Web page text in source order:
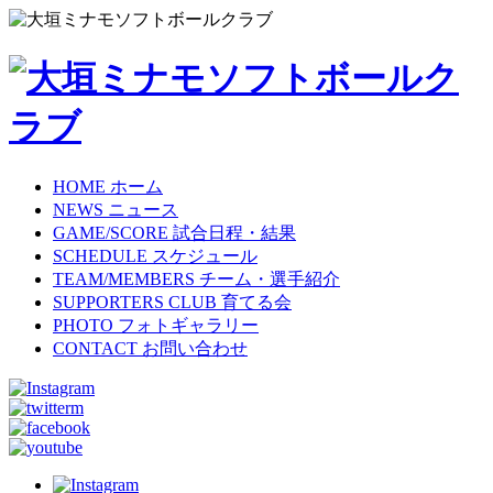
HOME ホーム
NEWS ニュース
GAME/SCORE 試合日程・結果
SCHEDULE スケジュール
TEAM/MEMBERS チーム・選手紹介
SUPPORTERS CLUB 育てる会
PHOTO フォトギャラリー
CONTACT お問い合わせ